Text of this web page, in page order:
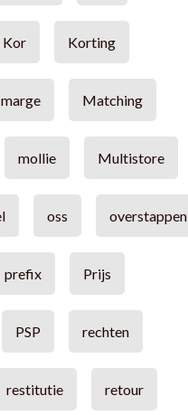
Kor Korting
marge Matching
mollie Multistore
oss overstappen
prefix Prijs
PSP rechten
restitutie retour